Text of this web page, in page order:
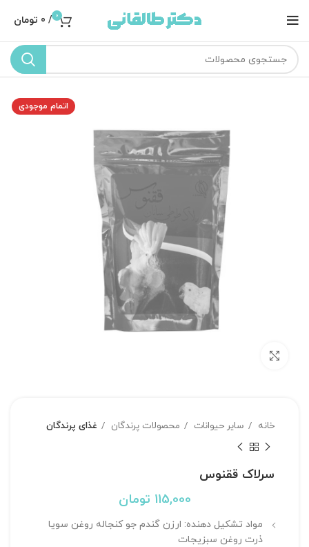
0
/
0 تومان
اتمام موجودی
خانه سایر حیوانات محصولات پرندگان غذای پرندگان
سرلاک ققنوس
115,000 تومان
مواد تشکیل دهنده: ارزن گندم جو کنجاله روغن سویا
ذرت روغن سبزیجات